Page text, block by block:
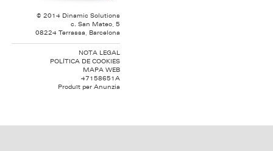
© 2014 Dinamic Solutions
c. San Mateo, 5
08224 Terrassa, Barcelona
NOTA LEGAL
POLÍTICA DE COOKIES
MAPA WEB
47158651A
Produït per Anunzia